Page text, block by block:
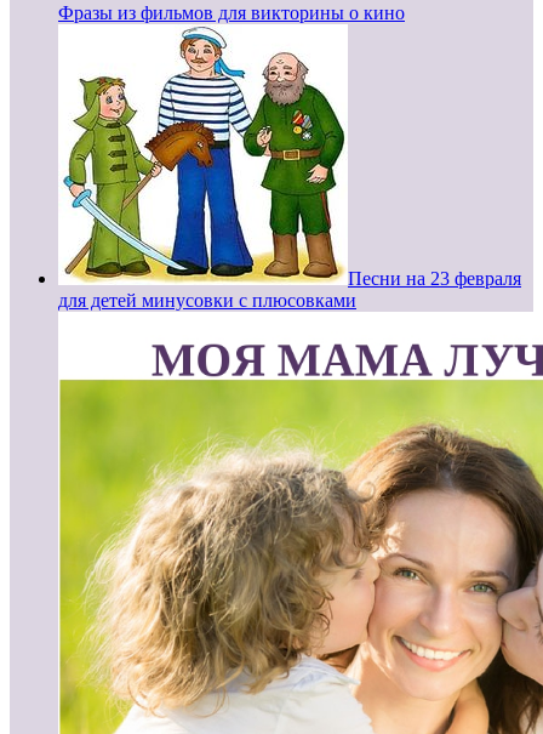
Фразы из фильмов для викторины о кино
Песни на 23 февраля
для детей минусовки с плюсовками